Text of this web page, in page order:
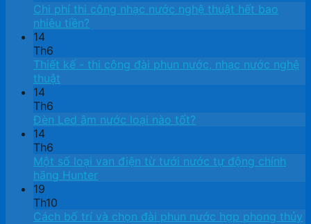
Chi phí thi công nhạc nước nghệ thuật hết bao
nhiêu tiền?
14
Th6
Thiết kế ​- thi công đài phun nước, nhạc nước nghệ
thuật
14
Th6
Đèn Led âm nước loại nào tốt?
14
Th6
Một số loại van điện từ tưới nước tự động chính
hãng Hunter
19
Th10
Cách bố trí và chọn đài phun nước hợp phong thủy